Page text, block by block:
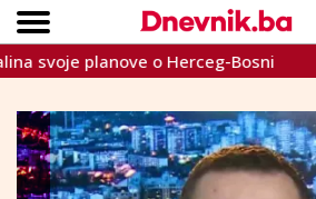
VIJESTI
SPORT
INTERVIEW
TEME
CRNA KRONIKA
LIFESTYLE
Copyright © Dnevnik.ba
planove o Herceg-Bosni